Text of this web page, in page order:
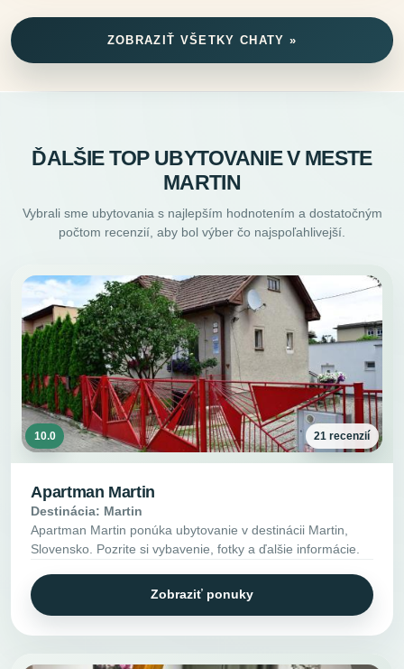
ZOBRAZIŤ VŠETKY CHATY »
ĎALŠIE TOP UBYTOVANIE V MESTE
MARTIN
Vybrali sme ubytovania s najlepším hodnotením a dostatočným
počtom recenzií, aby bol výber čo najspoľahlivejší.
10.0 21 recenzií
Apartman Martin
Destinácia: Martin
Apartman Martin ponúka ubytovanie v destinácii Martin,
Slovensko. Pozrite si vybavenie, fotky a ďalšie informácie.
Zobraziť ponuky